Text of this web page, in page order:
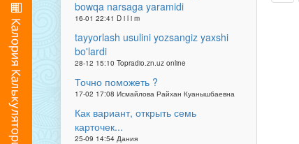
bowqa narsaga yaramidi
16-01 22:41 D i l i m
tayyorlash usulini yozsangiz yaxshi
bo'lardi
28-12 15:10 Topradio.zn.uz online
Точно поможеть ?
17-02 17:08 Исмайлова Райхан Куанышбаевна
Как вариант, открыть семь
карточек...
25-09 14:54 Дания